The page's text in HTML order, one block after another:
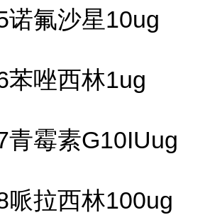
诺氟沙星10ug
苯唑西林1ug
青霉素G10IUug
哌拉西林100ug